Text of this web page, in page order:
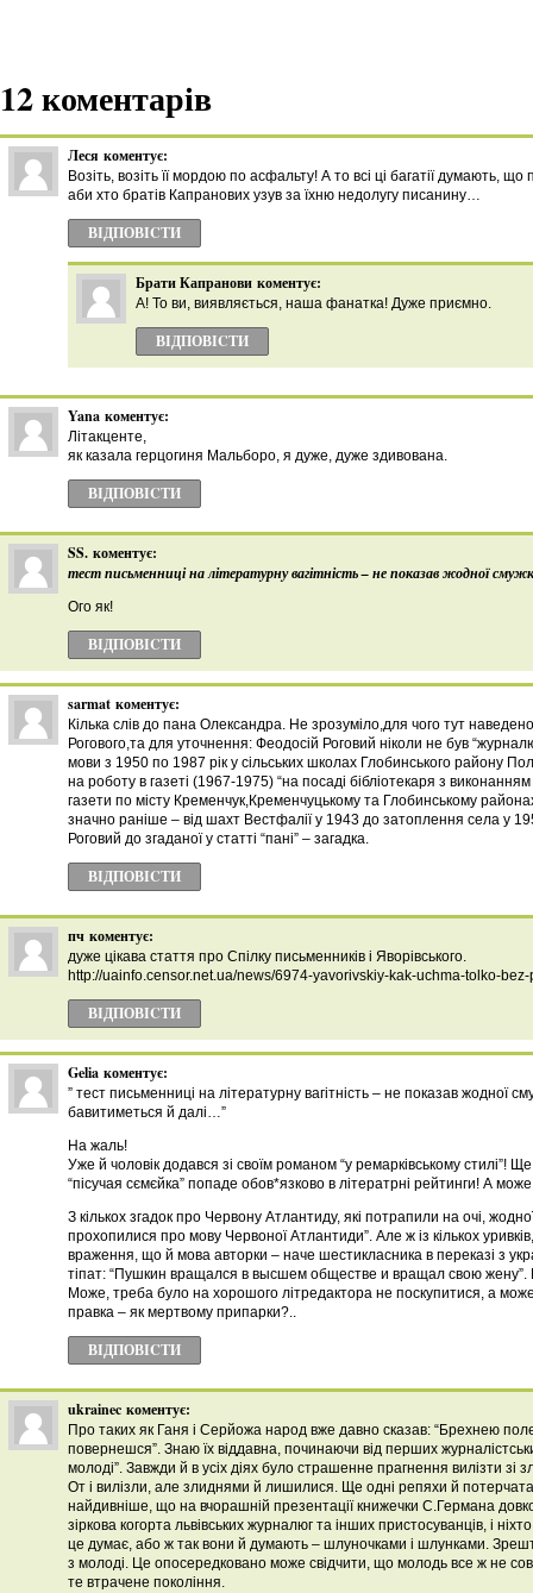
12 коментарів
Леся коментує:
Возіть, возіть її мордою по асфальту! А то всі ці багатії думають,
аби хто братів Капранових узув за їхню недолугу писанину…
ВІДПОВІCТИ
Брати Капранови коментує:
А! То ви, виявляється, наша фанатка! Дуже приємно.
ВІДПОВІCТИ
Yana коментує:
Літакценте,
як казала герцогиня Мальборо, я дуже, дуже здивована.
ВІДПОВІCТИ
SS. коментує:
тест письменниці на літературну вагітність – не показав жодної
Ого як!
ВІДПОВІCТИ
sarmat коментує:
Кілька слів до пана Олександра. Не зрозуміло,для чого тут
Рогового,та для уточнення: Феодосій Роговий ніколи не був
мови з 1950 по 1987 рік у сільських школах Глобинського району
на роботу в газеті (1967-1975) “на посаді бібліотекаря з
газети по місту Кременчук,Кременчуцькому та Глобинському
значно раніше – від шахт Вестфалії у 1943 до затоплення села у
Роговий до згаданої у статті “пані” – загадка.
ВІДПОВІCТИ
пч коментує:
дуже цікава стаття про Спілку письменників і Яворівського.
http://uainfo.censor.net.ua/news/6974-yavorivskiy-kak-uchma-tolko-
ВІДПОВІCТИ
Gelia коментує:
” тест письменниці на літературну вагітність – не показав жодної
бавитиметься й далі…”
На жаль!
Уже й чоловік додався зі своїм романом “у ремарківському стилі”!
“пісучая сємєйка” попаде обов*язково в літератрні рейтинги! А
З кількох згадок про Червону Атлантиду, які потрапили на очі,
прохопилися про мову Червоної Атлантиди”. Але ж із кількох
враження, що й мова авторки – наче шестикласника в переказі з
тіпат: “Пушкин вращался в высшем обществе и вращал свою жену”.
Може, треба було на хорошого літредактора не поскупитися, а
правка – як мертвому припарки?..
ВІДПОВІCТИ
ukrainec коментує:
Про таких як Ганя і Серйожа народ вже давно сказав: “Брехнею
повернешся”. Знаю їх віддавна, починаючи від перших
молоді”. Завжди й в усіх діях було страшенне прагнення вилізти зі
От і вилізли, але злиднями й лишилися. Ще одні репяхи й потерчата
найдивніше, що на вчорашній презентації книжечки С.Германа
зіркова когорта львівських журналюг та інших пристосуванців, і
це думає, або ж так вони й думають – шлуночками і шлунками.
з молоді. Це опосередковано може свідчити, що молодь все ж не
те втрачене покоління.